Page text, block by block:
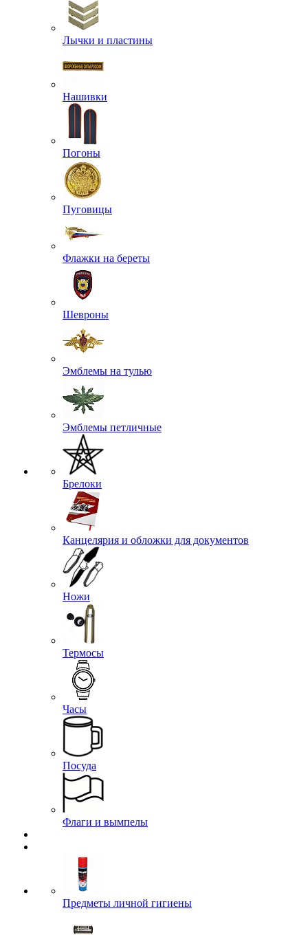
Лычки и пластины
Нашивки
Погоны
Пуговицы
Флажки на береты
Шевроны
Эмблемы на тулью
Эмблемы петличные
Брелоки
Канцелярия и обложки для документов
Ножи
Термосы
Часы
Посуда
Флаги и вымпелы
Предметы личной гигиены